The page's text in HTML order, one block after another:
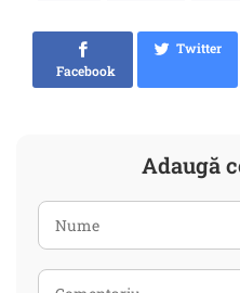
Facebook
Twitter
Adaugă